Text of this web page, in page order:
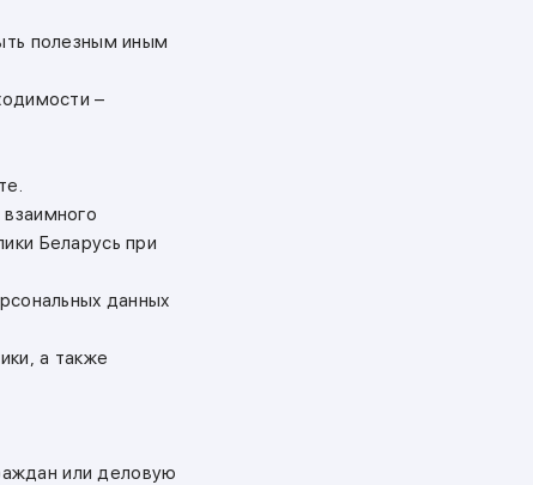
полезным иным
–
Беларусь при
данных
а также
или деловую